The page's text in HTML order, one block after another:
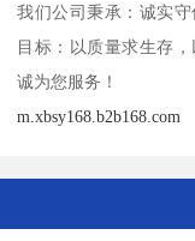
我们公司秉承：诚实
目标：以质量求生存
诚为您服务！
m.xbsy168.b2b168.com